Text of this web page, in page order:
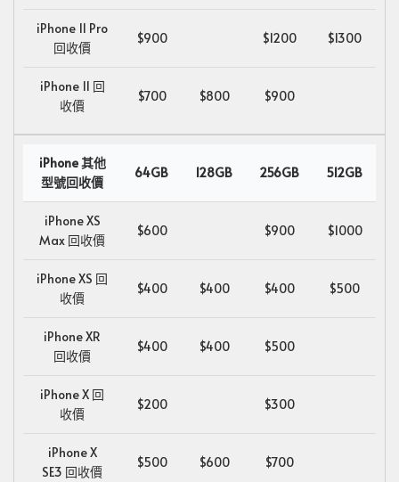
iPhone 11 Pro
回收價
$900 $1200 $1300
iPhone 11 回
收價
$700 $800 $900
iPhone 其他
型號回收價
64GB 128GB 256GB 512GB
iPhone XS
Max 回收價
$600 $900 $1000
iPhone XS 回
收價
$400 $400 $400 $500
iPhone XR
回收價
$400 $400 $500
iPhone X 回
收價
$200 $300
iPhone X
SE3 回收價
$500 $600 $700